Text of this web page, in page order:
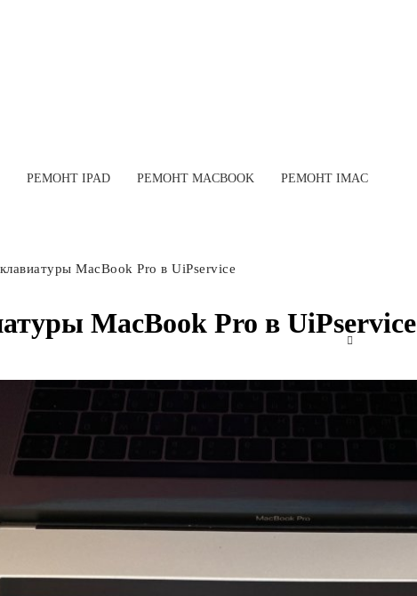
РЕМОНТ IPAD РЕМОНТ MACBOOK РЕМОНТ IMAC
MacBook Pro в UiPservice
MacBook Pro в UiPservice